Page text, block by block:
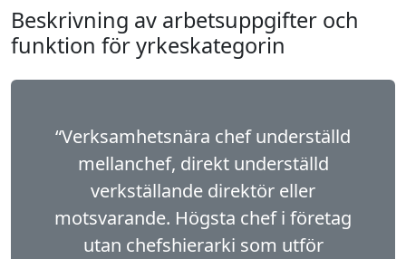
Beskrivning av arbetsuppgifter och
funktion för yrkeskategorin
“Verksamhetsnära chef underställd
mellanchef, direkt underställd
verkställande direktör eller
motsvarande. Högsta chef i företag
utan chefshierarki som utför